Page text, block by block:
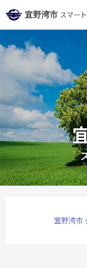
宜野湾市 スマー
宜野湾市